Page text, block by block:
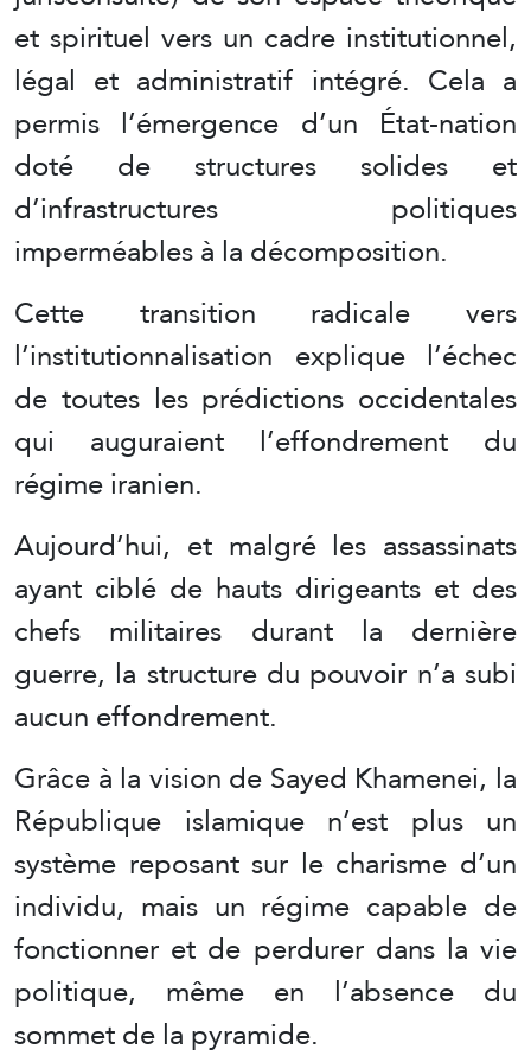
et spirituel vers un cadre institutionnel,
légal et administratif intégré. Cela a
permis l’émergence d’un État-nation
doté de structures solides et
d’infrastructures politiques
imperméables à la décomposition.
Cette transition radicale vers
l’institutionnalisation explique l’échec
de toutes les prédictions occidentales
qui auguraient l’effondrement du
régime iranien.
Aujourd’hui, et malgré les assassinats
ayant ciblé de hauts dirigeants et des
chefs militaires durant la dernière
guerre, la structure du pouvoir n’a subi
aucun effondrement.
Grâce à la vision de Sayed Khamenei, la
République islamique n’est plus un
système reposant sur le charisme d’un
individu, mais un régime capable de
fonctionner et de perdurer dans la vie
politique, même en l’absence du
sommet de la pyramide.